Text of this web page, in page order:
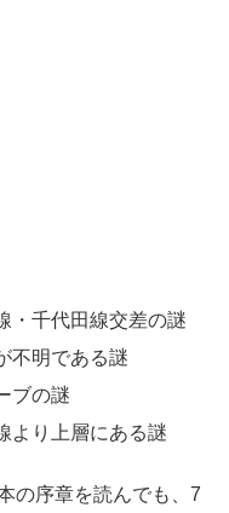
・千代田線交差の謎
不明である謎
ブの謎
より上層にある謎
の序章を読んでも、7